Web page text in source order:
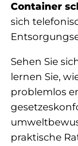
Container
sich
Sehen Sie
lernen Sie,
problemlos
praktische